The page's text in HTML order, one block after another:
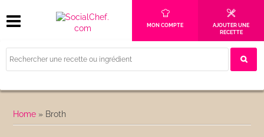
MON COMPTE
AJOUTER UNE
RECETTE
Home » Broth